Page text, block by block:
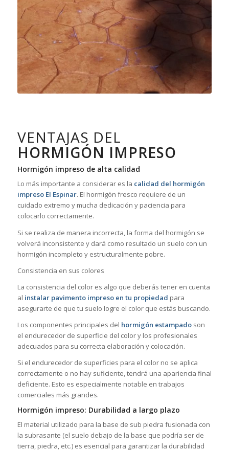
VENTAJAS DEL
HORMIGÓN IMPRESO
Hormigón impreso de alta calidad
Lo más importante a considerar es la calidad del hormigón
impreso El Espinar. El hormigón fresco requiere de un
cuidado extremo y mucha dedicación y paciencia para
colocarlo correctamente.
Si se realiza de manera incorrecta, la forma del hormigón se
volverá inconsistente y dará como resultado un suelo con un
hormigón incompleto y estructuralmente pobre.
Consistencia en sus colores
La consistencia del color es algo que deberás tener en cuenta
al instalar pavimento impreso en tu propiedad para
asegurarte de que tu suelo logre el color que estás buscando.
Los componentes principales del hormigón estampadoson
el endurecedor de superficie del color y los profesionales
adecuados para su correcta elaboración y colocación.
Si el endurecedor de superficies para el color no se aplica
correctamente o no hay suficiente, tendrá una apariencia final
deficiente. Esto es especialmente notable en trabajos
comerciales más grandes.
Hormigón impreso: Durabilidad a largo plazo
El material utilizado para la base de sub piedra fusionada con
la subrasante (el suelo debajo de la base que podría ser de
tierra, piedra, etc.) es esencial para garantizar la durabilidad